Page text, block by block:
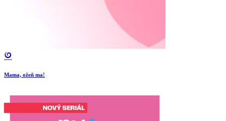
Mama, ožeň ma!